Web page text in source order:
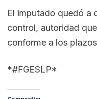
El imputado quedó a
control, autoridad
conforme a los
*#FGESLP*